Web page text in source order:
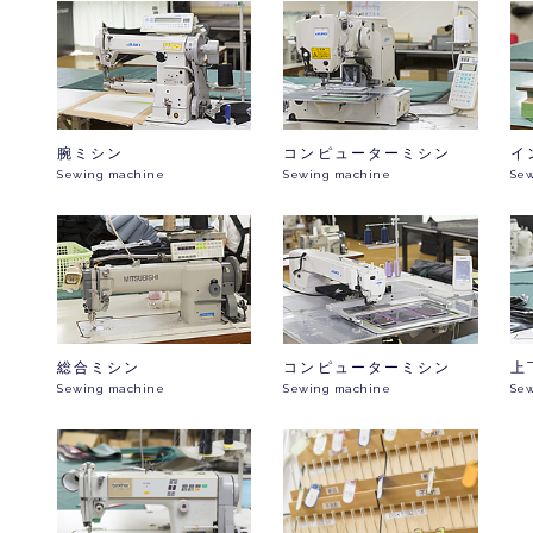
腕ミシン
Sewing machine
コンピューターミシン
Sewing machine
イ
総合ミシン
Sewing machine
コンピューターミシン
Sewing machine
上